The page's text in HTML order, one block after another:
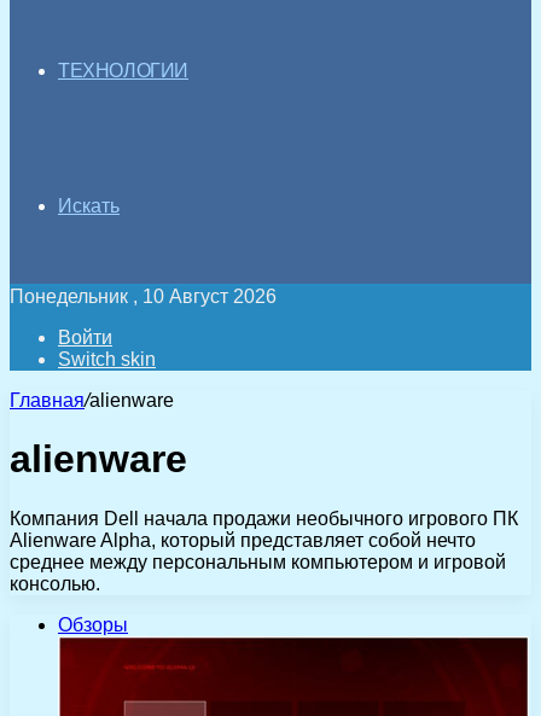
ТЕХНОЛОГИИ
Искать
Понедельник , 10 Август 2026
Войти
Switch skin
Главная/alienware
alienware
Компания Dell начала продажи необычного игрового ПК
Alienware Alpha, который представляет собой нечто
среднее между персональным компьютером и игровой
консолью.
Обзоры